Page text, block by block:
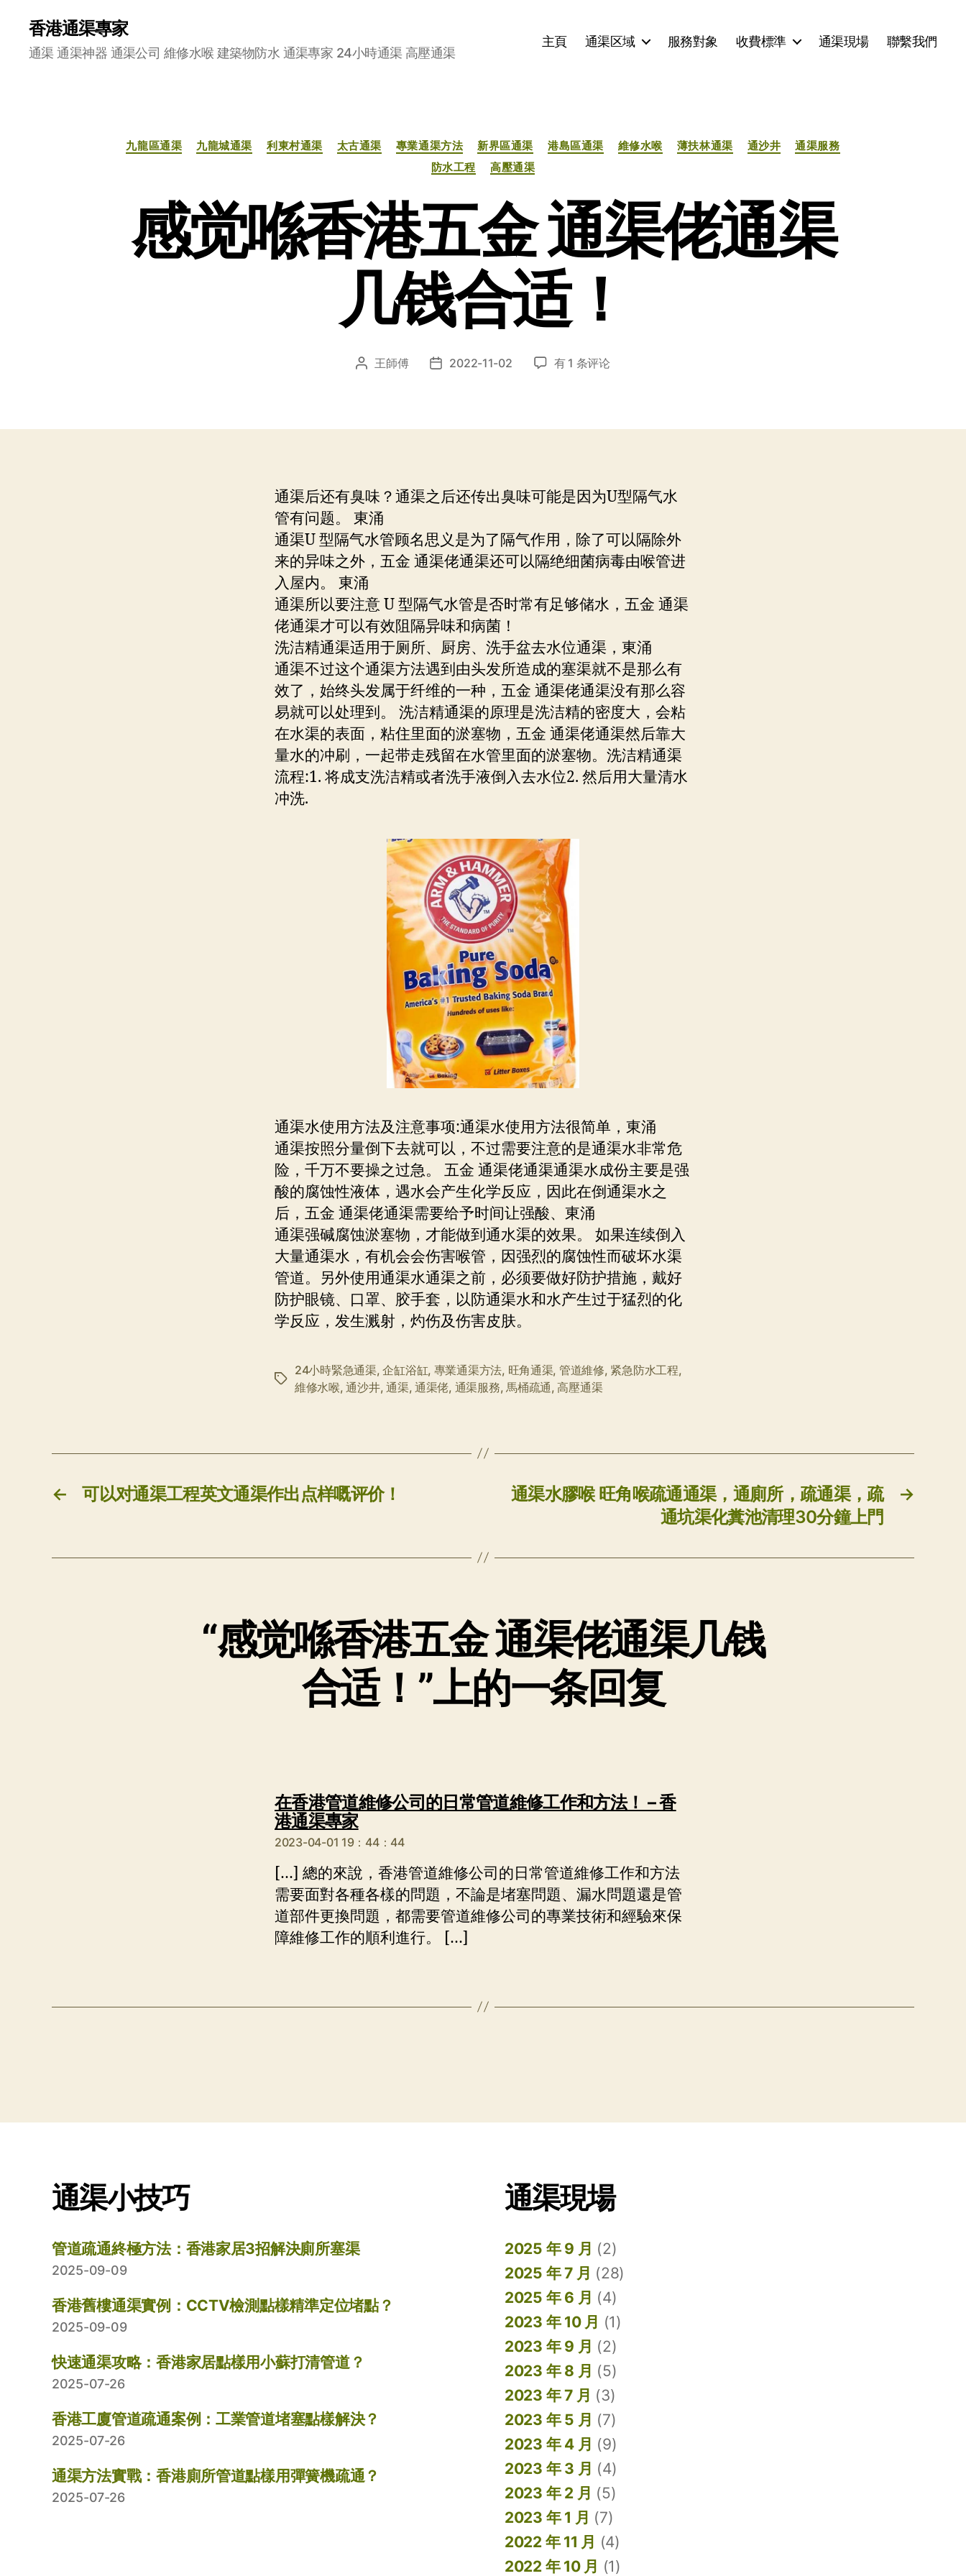
香港通渠專家
通渠 通渠神器 通渠公司 維修水喉 建築物防水 通渠專家 24小時通渠 高壓通渠
主頁 通渠区域 服務對象 收費標準 通渠現場 聯繫我們
分
类
九龍區通渠 九龍城通渠 利東村通渠 太古通渠 專業通渠方法 新界區通渠 港島區通渠 維修水喉 薄扶林通渠 通沙井
通渠服務
防水工程
高壓通渠
感觉喺香港五金 通渠佬通渠
几钱合适！
文 王師傅
发 2022-11-02
感
港
渠
通
渠
几
合
有 1 条评论
通渠后还有臭味？通渠之后还传出臭味可能是因为U型隔气水
管有问题。 東涌
通渠U 型隔气水管顾名思义是为了隔气作用，除了可以隔除外
来的异味之外，五金 通渠佬通渠还可以隔绝细菌病毒由喉管进
入屋内。 東涌
通渠所以要注意 U 型隔气水管是否时常有足够储水，五金 通渠
佬通渠才可以有效阻隔异味和病菌！
洗洁精通渠适用于厕所、厨房、洗手盆去水位通渠，東涌
通渠不过这个通渠方法遇到由头发所造成的塞渠就不是那么有
效了，始终头发属于纤维的一种，五金 通渠佬通渠没有那么容
易就可以处理到。 洗洁精通渠的原理是洗洁精的密度大，会粘
在水渠的表面，粘住里面的淤塞物，五金 通渠佬通渠然后靠大
量水的冲刷，一起带走残留在水管里面的淤塞物。洗洁精通渠
流程:1. 将成支洗洁精或者洗手液倒入去水位2. 然后用大量清水
冲洗.
通渠水使用方法及注意事项:通渠水使用方法很简单，東涌
通渠按照分量倒下去就可以，不过需要注意的是通渠水非常危
险，千万不要操之过急。 五金 通渠佬通渠通渠水成份主要是强
酸的腐蚀性液体，遇水会产生化学反应，因此在倒通渠水之
后，五金 通渠佬通渠需要给予时间让强酸、東涌
通渠强碱腐蚀淤塞物，才能做到通水渠的效果。 如果连续倒入
大量通渠水，有机会会伤害喉管，因强烈的腐蚀性而破坏水渠
管道。另外使用通渠水通渠之前，必须要做好防护措施，戴好
防护眼镜、口罩、胶手套，以防通渠水和水产生过于猛烈的化
学反应，发生溅射，灼伤及伤害皮肤。
标
24小時緊急通渠,企缸浴缸, 專業通渠方法, 旺角通渠, 管道維修, 紧急防水工程,
維修水喉,通沙井,通渠, 通渠佬, 通渠服務, 馬桶疏通,高壓通渠
← 可以对通渠工程英文通渠作出点样嘅评价！ →
通渠水膠喉 旺角喉疏通通渠，通廁所，疏通渠，疏
通坑渠化糞池清理30分鐘上門
“感觉喺香港五金 通渠佬通渠几钱
合适！”上的一条回复
在香港管道維修公司的日常管道維修工作和方法！ – 香
港通渠專家说：
2023-04-01 19：44：44
[…] 總的來說，香港管道維修公司的日常管道維修工作和方法
需要面對各種各樣的問題，不論是堵塞問題、漏水問題還是管
道部件更換問題，都需要管道維修公司的專業技術和經驗來保
障維修工作的順利進行。 […]
通渠小技巧
管道疏通終極方法：香港家居3招解決廁所塞渠
2025-09-09
香港舊樓通渠實例：CCTV檢測點樣精準定位堵點？
2025-09-09
快速通渠攻略：香港家居點樣用小蘇打清管道？
2025-07-26
香港工廈管道疏通案例：工業管道堵塞點樣解決？
2025-07-26
通渠方法實戰：香港廁所管道點樣用彈簧機疏通？
2025-07-26
通渠現場
2025 年 9 月 (2)
2025 年 7 月 (28)
2025 年 6 月 (4)
2023 年 10 月 (1)
2023 年 9 月 (2)
2023 年 8 月 (5)
2023 年 7 月 (3)
2023 年 5 月 (7)
2023 年 4 月 (9)
2023 年 3 月 (4)
2023 年 2 月 (5)
2023 年 1 月 (7)
2022 年 11 月 (4)
2022 年 10 月 (1)